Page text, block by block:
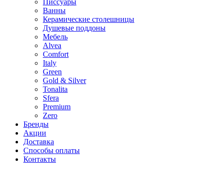
Писсуары
Ванны
Керамические столешницы
Душевые поддоны
Мебель
Alvea
Comfort
Italy
Green
Gold & Silver
Tonalita
Sfera
Premium
Zero
Бренды
Акции
Доставка
Способы оплаты
Контакты